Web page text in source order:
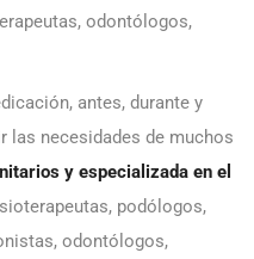
odontólogos,
antes, durante y
las necesidades de muchos
y especializada en el
podólogos,
odontólogos,